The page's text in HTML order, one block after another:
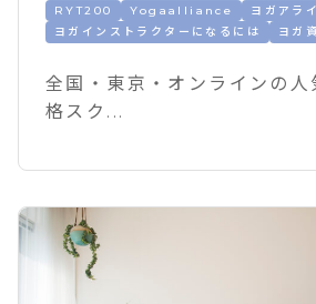
RYT200 Yogaalliance
ヨガアラ
ヨガインストラクターになるには
ヨガ
全国・東京・オンラインの人
格スク...